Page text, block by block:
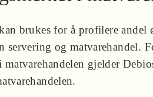
brukes for å profilere
servering og matvarehandel.
matvarehandelen gjelder